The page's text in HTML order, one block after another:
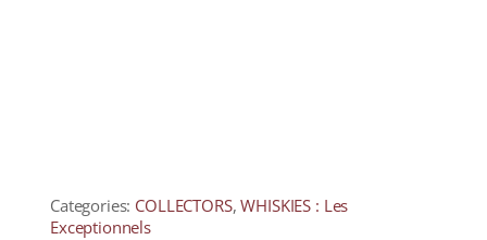
Categories: COLLECTORS,WHISKIES : Les
Exceptionnels